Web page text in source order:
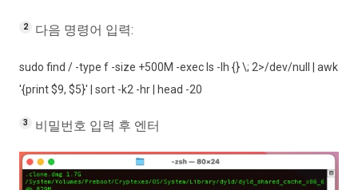
다음 명령어 입력:
sudo find / -type f -size +500M -exec ls -lh {} \; 2>/dev/null | awk
'{print $9, $5}' | sort -k2 -hr | head -20
비밀번호 입력 후 엔터